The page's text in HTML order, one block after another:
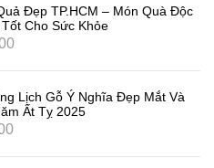
Đẹp TP.HCM – Món Quà Độc
Cho Sức Khỏe
Lịch Gỗ Ý Nghĩa Đẹp Mắt Và
Ất Tỵ 2025